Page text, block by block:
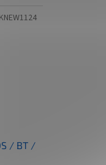
/ BT /